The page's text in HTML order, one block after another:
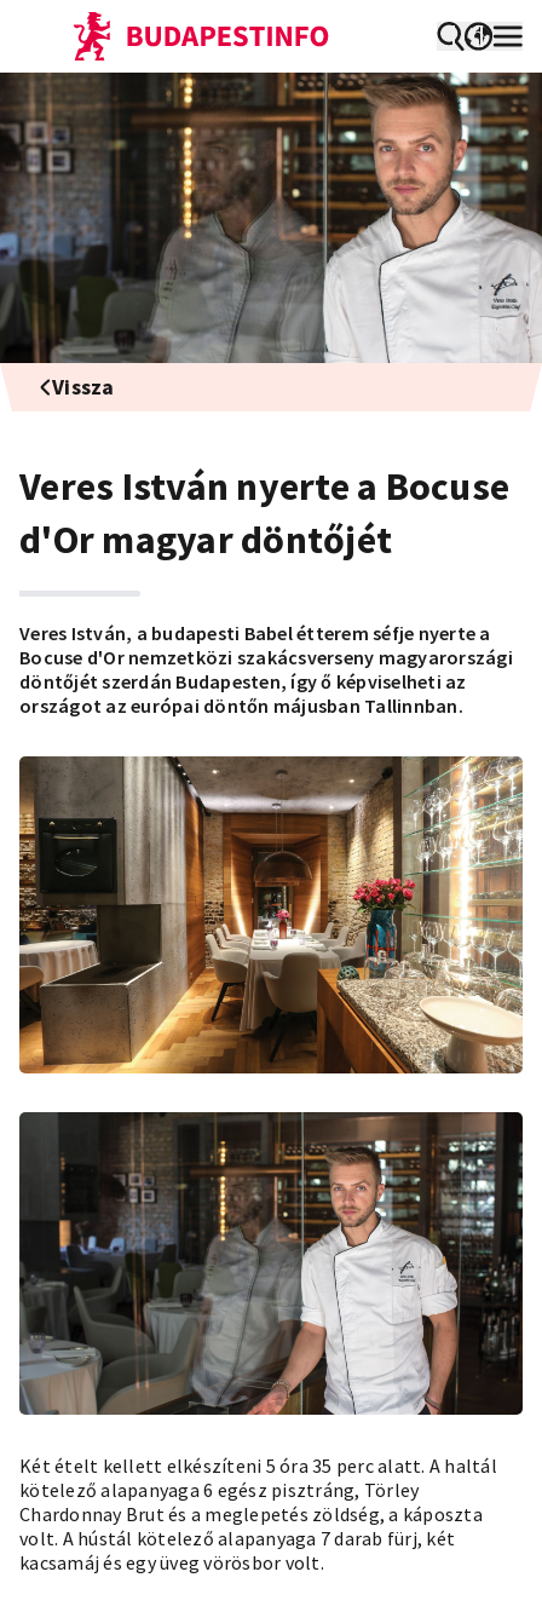
Vissza
Veres István nyerte a Bocuse
d'Or magyar döntőjét
Veres István, a budapesti Babel étterem séfje nyerte a
Bocuse d'Or nemzetközi szakácsverseny magyarországi
döntőjét szerdán Budapesten, így ő képviselheti az
országot az európai döntőn májusban Tallinnban.
Két ételt kellett elkészíteni 5 óra 35 perc alatt. A haltál
kötelező alapanyaga 6 egész pisztráng, Törley
Chardonnay Brut és a meglepetés zöldség, a káposzta
volt. A hústál kötelező alapanyaga 7 darab fürj, két
kacsamáj és egy üveg vörösbor volt.